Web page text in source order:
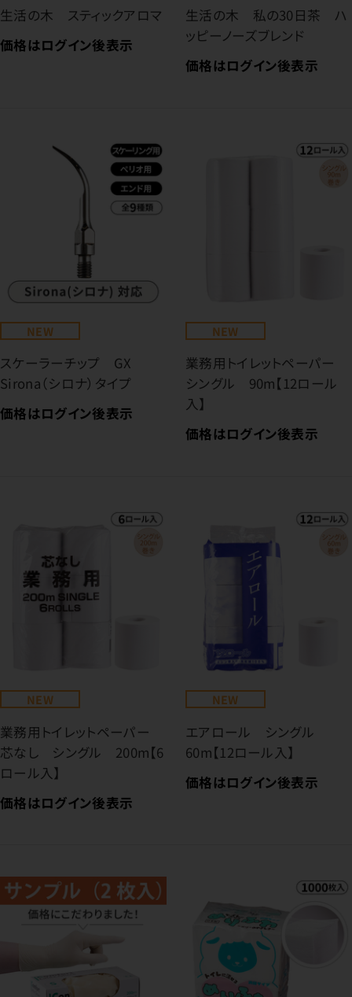
生活の木 スティックアロマ
価格はログイン後表示
生活の木 私の30日茶 ハ
ッピーノーズブレンド
価格はログイン後表示
NEW
スケーラーチップ GX
Sirona（シロナ）タイプ
価格はログイン後表示
NEW
業務用トイレットペーパー
シングル 90m【12ロール
入】
価格はログイン後表示
NEW
業務用トイレットペーパー
芯なし シングル 200m【6
ロール入】
価格はログイン後表示
NEW
エアロール シングル
60m【12ロール入】
価格はログイン後表示